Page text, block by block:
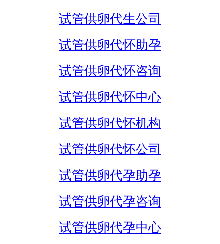
试管供卵代生公司
试管供卵代怀助孕
试管供卵代怀咨询
试管供卵代怀中心
试管供卵代怀机构
试管供卵代怀公司
试管供卵代孕助孕
试管供卵代孕咨询
试管供卵代孕中心